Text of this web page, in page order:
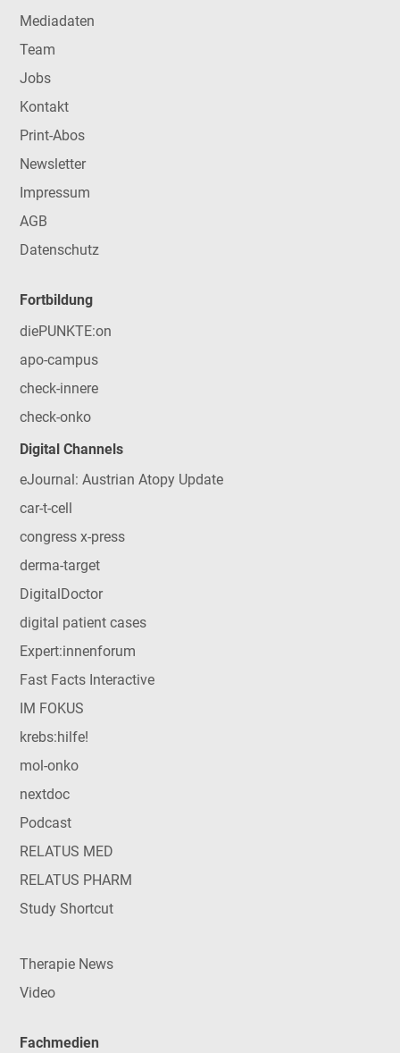
Mediadaten
Team
Jobs
Kontakt
Print-Abos
Newsletter
Impressum
AGB
Datenschutz
Fortbildung
diePUNKTE:on
apo-campus
check-innere
check-onko
Digital Channels
eJournal: Austrian Atopy Update
car-t-cell
congress x-press
derma-target
DigitalDoctor
digital patient cases
Expert:innenforum
Fast Facts Interactive
IM FOKUS
krebs:hilfe!
mol-onko
nextdoc
Podcast
RELATUS MED
RELATUS PHARM
Study Shortcut
Therapie News
Video
Fachmedien